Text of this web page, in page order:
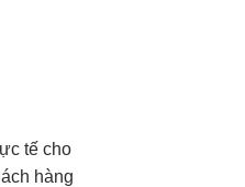
tế cho
hàng